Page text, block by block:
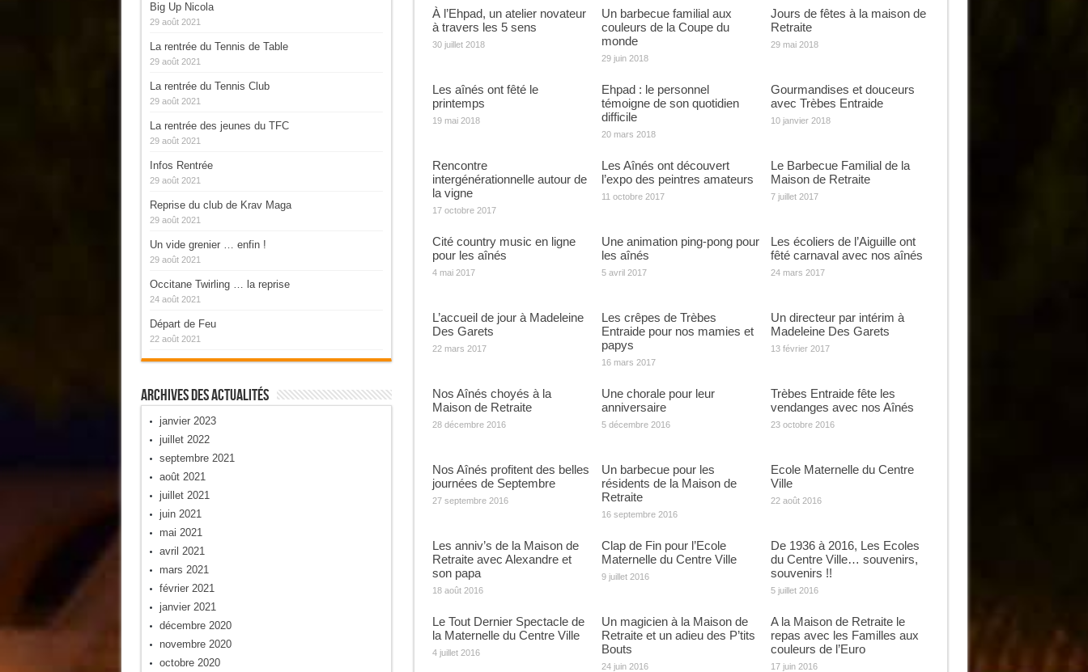
À l’Ehpad, un atelier novateur
à travers les 5 sens
30 juillet 2018
Un barbecue familial aux
couleurs de la Coupe du
monde
29 juin 2018
Jours de fêtes à la maison de
Retraite
29 mai 2018
Les aînés ont fêté le
printemps
19 mai 2018
Ehpad : le personnel
témoigne de son quotidien
difficile
20 mars 2018
Gourmandises et douceurs
avec Trèbes Entraide
10 janvier 2018
Rencontre
intergénérationnelle autour de
la vigne
17 octobre 2017
Les Aînés ont découvert
l’expo des peintres amateurs
11 octobre 2017
Le Barbecue Familial de la
Maison de Retraite
7 juillet 2017
Cité country music en ligne
pour les aînés
4 mai 2017
Une animation ping-pong pour
les aînés
5 avril 2017
Les écoliers de l’Aiguille ont
fêté carnaval avec nos aînés
24 mars 2017
L’accueil de jour à Madeleine
Des Garets
22 mars 2017
Les crêpes de Trèbes
Entraide pour nos mamies et
papys
16 mars 2017
Un directeur par intérim à
Madeleine Des Garets
13 février 2017
Nos Aînés choyés à la
Maison de Retraite
28 décembre 2016
Une chorale pour leur
anniversaire
5 décembre 2016
Trèbes Entraide fête les
vendanges avec nos Aînés
23 octobre 2016
Nos Aînés profitent des belles
journées de Septembre
27 septembre 2016
Un barbecue pour les
résidents de la Maison de
Retraite
16 septembre 2016
Ecole Maternelle du Centre
Ville
22 août 2016
Les anniv’s de la Maison de
Retraite avec Alexandre et
son papa
18 août 2016
Clap de Fin pour l’Ecole
Maternelle du Centre Ville
9 juillet 2016
De 1936 à 2016, Les Ecoles
du Centre Ville… souvenirs,
souvenirs !!
5 juillet 2016
Le Tout Dernier Spectacle de
la Maternelle du Centre Ville
4 juillet 2016
Un magicien à la Maison de
Retraite et un adieu des P’tits
Bouts
24 juin 2016
A la Maison de Retraite le
repas avec les Familles aux
couleurs de l’Euro
17 juin 2016
Big Up Nicola
29 août 2021
La rentrée du Tennis de Table
29 août 2021
La rentrée du Tennis Club
29 août 2021
La rentrée des jeunes du TFC
29 août 2021
Infos Rentrée
29 août 2021
Reprise du club de Krav Maga
29 août 2021
Un vide grenier … enfin !
29 août 2021
Occitane Twirling … la reprise
24 août 2021
Départ de Feu
22 août 2021
Archives Des Actualités
janvier 2023
juillet 2022
septembre 2021
août 2021
juillet 2021
juin 2021
mai 2021
avril 2021
mars 2021
février 2021
janvier 2021
décembre 2020
novembre 2020
octobre 2020